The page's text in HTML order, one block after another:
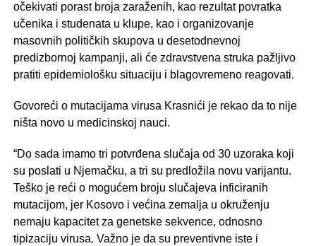
očekivati porast broja zaraženih, kao rezultat povratka
učenika i studenata u klupe, kao i organizovanje
masovnih političkih skupova u desetodnevnoj
predizbornoj kampanji, ali će zdravstvena struka pažljivo
pratiti epidemiološku situaciju i blagovremeno reagovati.
Govoreći o mutacijama virusa Krasnići je rekao da to nije
ništa novo u medicinskoj nauci.
“Do sada imamo tri potvrđena slučaja od 30 uzoraka koji
su poslati u Njemačku, a tri su predložila novu varijantu.
Teško je reći o mogućem broju slučajeva inficiranih
mutacijom, jer Kosovo i većina zemalja u okruženju
nemaju kapacitet za genetske sekvence, odnosno
tipizaciju virusa. Važno je da su preventivne iste i